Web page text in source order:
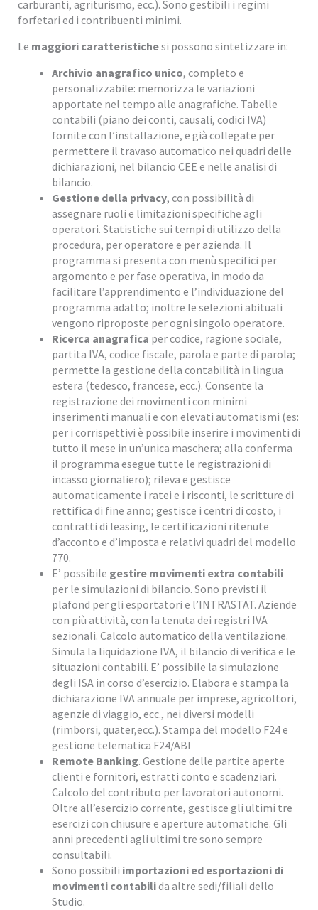
carburanti, agriturismo, ecc.). Sono gestibili i regimi
forfetari ed i contribuenti minimi.
Le maggiori caratteristichesi possono sintetizzare in:
Archivio anagrafico unico, completo e
personalizzabile: memorizza le variazioni
apportate nel tempo alle anagrafiche. Tabelle
contabili (piano dei conti, causali, codici IVA)
fornite con l’installazione, e già collegate per
permettere il travaso automatico nei quadri delle
dichiarazioni, nel bilancio CEE e nelle analisi di
bilancio.
Gestione della privacy, con possibilità di
assegnare ruoli e limitazioni specifiche agli
operatori. Statistiche sui tempi di utilizzo della
procedura, per operatore e per azienda. Il
programma si presenta con menù specifici per
argomento e per fase operativa, in modo da
facilitare l’apprendimento e l’individuazione del
programma adatto; inoltre le selezioni abituali
vengono riproposte per ogni singolo operatore.
Ricerca anagrafica per codice, ragione sociale,
partita IVA, codice fiscale, parola e parte di parola;
permette la gestione della contabilità in lingua
estera (tedesco, francese, ecc.). Consente la
registrazione dei movimenti con minimi
inserimenti manuali e con elevati automatismi (es:
per i corrispettivi è possibile inserire i movimenti di
tutto il mese in un’unica maschera; alla conferma
il programma esegue tutte le registrazioni di
incasso giornaliero); rileva e gestisce
automaticamente i ratei e i risconti, le scritture di
rettifica di fine anno; gestisce i centri di costo, i
contratti di leasing, le certificazioni ritenute
d’acconto e d’imposta e relativi quadri del modello
770.
E’ possibile gestire movimenti extra contabili
per le simulazioni di bilancio. Sono previsti il
plafond per gli esportatori e l’INTRASTAT. Aziende
con più attività, con la tenuta dei registri IVA
sezionali. Calcolo automatico della ventilazione.
Simula la liquidazione IVA, il bilancio di verifica e le
situazioni contabili. E’ possibile la simulazione
degli ISA in corso d’esercizio. Elabora e stampa la
dichiarazione IVA annuale per imprese, agricoltori,
agenzie di viaggio, ecc., nei diversi modelli
(rimborsi, quater,ecc.). Stampa del modello F24 e
gestione telematica F24/ABI
Remote Banking. Gestione delle partite aperte
clienti e fornitori, estratti conto e scadenziari.
Calcolo del contributo per lavoratori autonomi.
Oltre all’esercizio corrente, gestisce gli ultimi tre
esercizi con chiusure e aperture automatiche. Gli
anni precedenti agli ultimi tre sono sempre
consultabili.
Sono possibili importazioni ed esportazioni di
movimenti contabilida altre sedi/filiali dello
Studio.